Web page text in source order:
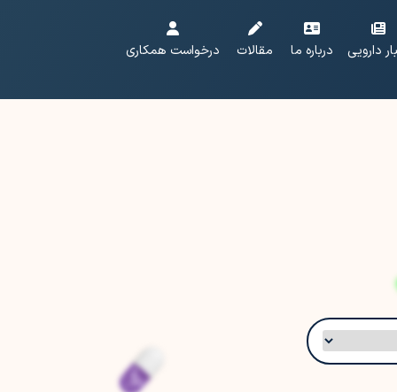
دارویی درباره ما مقالات درخواست همکاری